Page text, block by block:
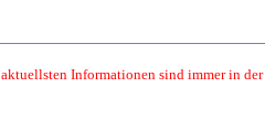
Informationen sind immer in der